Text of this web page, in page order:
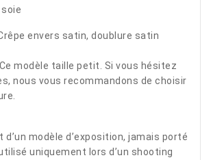
soie
envers satin, doublure satin
Ce modèle taille petit. Si vous hésitez
nous vous recommandons de choisir
d’un modèle d’exposition, jamais porté
uniquement lors d’un shooting